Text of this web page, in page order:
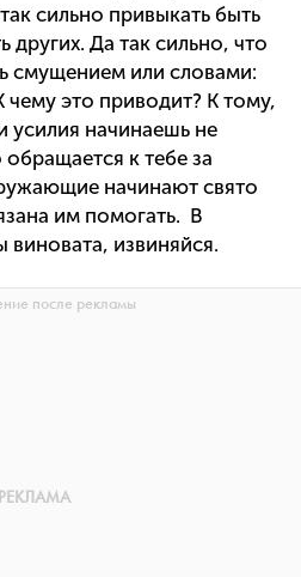
сильно привыкать быть
других. Да так сильно, что
смущением или словами:
чему это приводит? К тому,
усилия начинаешь не
к тебе за
начинают свято
им помогать. В
извиняйся.